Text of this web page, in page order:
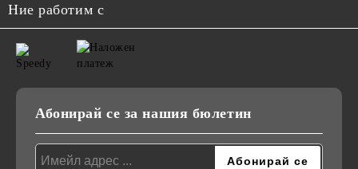
Ние работим с
Абонирай се за нашия бюлетин